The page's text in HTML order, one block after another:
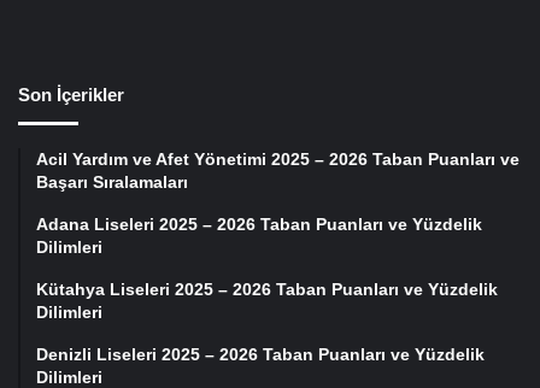
Son İçerikler
Acil Yardım ve Afet Yönetimi 2025 – 2026 Taban Puanları ve
Başarı Sıralamaları
Adana Liseleri 2025 – 2026 Taban Puanları ve Yüzdelik
Dilimleri
Kütahya Liseleri 2025 – 2026 Taban Puanları ve Yüzdelik
Dilimleri
Denizli Liseleri 2025 – 2026 Taban Puanları ve Yüzdelik
Dilimleri